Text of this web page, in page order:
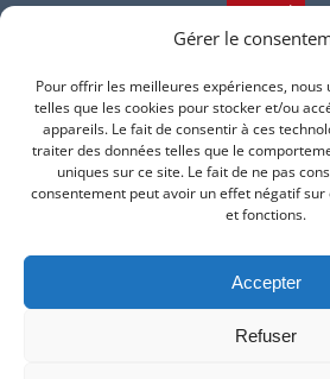
Gérer le
Pour offrir les meilleures expériences, nous
telles que les cookies pour stocker et/ou
appareils. Le fait de consentir à ces
traiter des données telles que le
uniques sur ce site. Le fait de ne pas
consentement peut avoir un effet négatif
et fonctions.
Accepter
Refuser
Intramuros
Suivez-nous sur